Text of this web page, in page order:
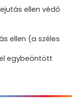
ellen védő
ellen (a széles
egybeöntött